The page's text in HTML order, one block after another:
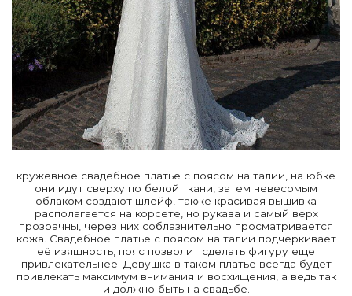
кружевное свадебное платье с поясом на талии, на юбке
они идут сверху по белой ткани, затем невесомым
облаком создают шлейф, также красивая вышивка
располагается на корсете, но рукава и самый верх
прозрачны, через них соблазнительно просматривается
кожа. Свадебное платье с поясом на талии подчеркивает
её изящность, пояс позволит сделать фигуру еще
привлекательнее. Девушка в таком платье всегда будет
привлекать максимум внимания и восхищения, а ведь так
и должно быть на свадьбе.